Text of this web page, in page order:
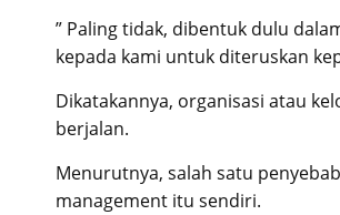
” Paling tidak, dibentuk dulu
kepada kami untuk diteruskan
Dikatakannya, organisasi atau
berjalan.
Menurutnya, salah satu
management itu sendiri.